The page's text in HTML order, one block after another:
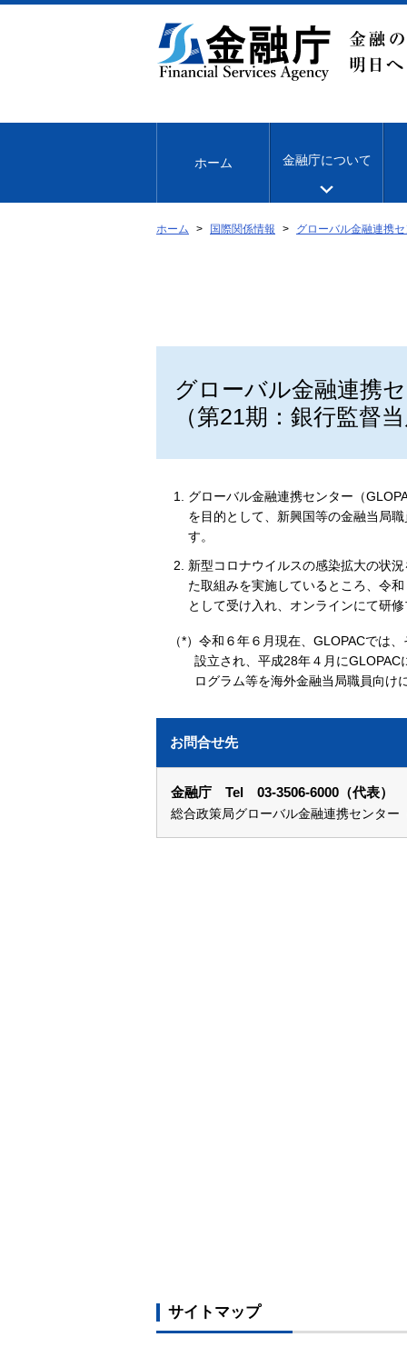
文
移
ホーム 金融庁について
ホーム 国際関係情報 グローバル金融連携セ
グローバル金融連携
（第21期：銀行監督
グローバル金融連携センター（
を目的として、新興国等の金融当局
す。
新型コロナウイルスの感染拡大の状
た取組みを実施しているところ、令
として受け入れ、オンラインにて研修
（*）令和６年６月現在、GLOPACでは
設立され、平成28年４月に
ログラム等を海外金融当局職員向け
お問合せ先
金融庁 Tel 03-3506-6000（代表）
総合政策局グローバル金融連携センター
サイトマップ